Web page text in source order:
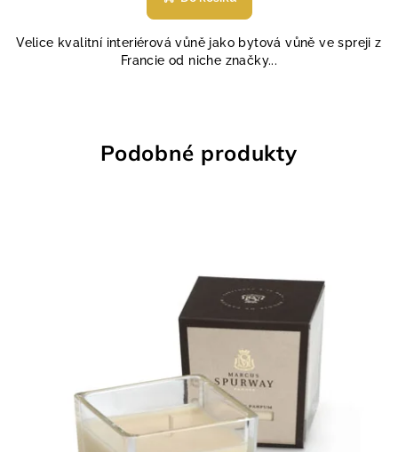
Velice kvalitní interiérová vůně jako bytová vůně ve spreji z
Francie od niche značky...
Podobné produkty